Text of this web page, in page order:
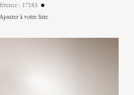
: 17183
à votre liste